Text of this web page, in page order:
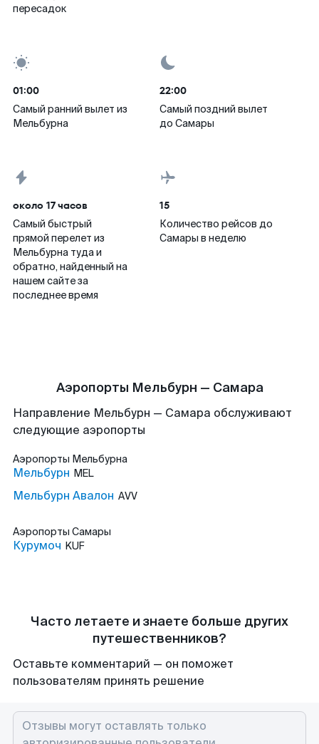
пересадок
01:00
Самый ранний вылет из
Мельбурна
22:00
Самый поздний вылет
до Самары
около 17 часов
Самый быстрый
прямой перелет из
Мельбурна туда и
обратно, найденный на
нашем сайте за
последнее время
15
Количество рейсов до
Самары в неделю
Аэропорты Мельбурн — Самара
Направление Мельбурн — Самара обслуживают
следующие аэропорты
Аэропорты Мельбурна
Мельбурн MEL
Мельбурн Авалон AVV
Аэропорты Самары
Курумоч KUF
Часто летаете и знаете больше других
путешественников?
Оставьте комментарий — он поможет
пользователям принять решение